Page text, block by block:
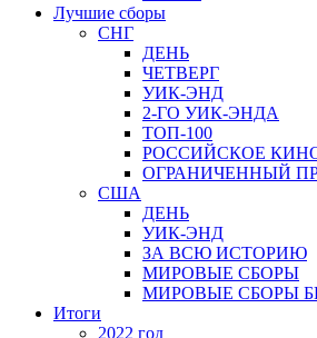
Лучшие сборы
СНГ
ДЕНЬ
ЧЕТВЕРГ
УИК-ЭНД
2-ГО УИК-ЭНДА
ТОП-100
РОССИЙСКОЕ
ОГРАНИЧЕННЫЙ
США
ДЕНЬ
УИК-ЭНД
ЗА ВСЮ ИСТОРИЮ
МИРОВЫЕ СБОРЫ
МИРОВЫЕ СБОРЫ
Итоги
2022 год